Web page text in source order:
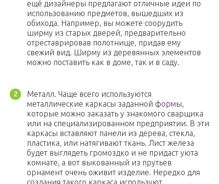
ещё дизайнеры предлагают отличные идеи по
использованию предметов, вышедших из
обихода. Например, вы можете соорудить
ширму из старых дверей, предварительно
отреставрировав полотнище, придав ему
свежий вид. Ширму из деревянных элементов
можно поставить как в доме, так и в саду.
Металл. Чаще всего используются
металлические каркасы заданной формы,
которые можно заказать у знакомого сварщика
или на специализированном предприятии. В эти
каркасы вставляют панели из дерева, стекла,
пластика, или натягивают ткань. Лист железа
будет выглядеть громоздко и не придаст уюта
комнате, а вот выкованный из прутьев
орнамент очень оживит изделие. Нередко для
создания такого каркаса используют